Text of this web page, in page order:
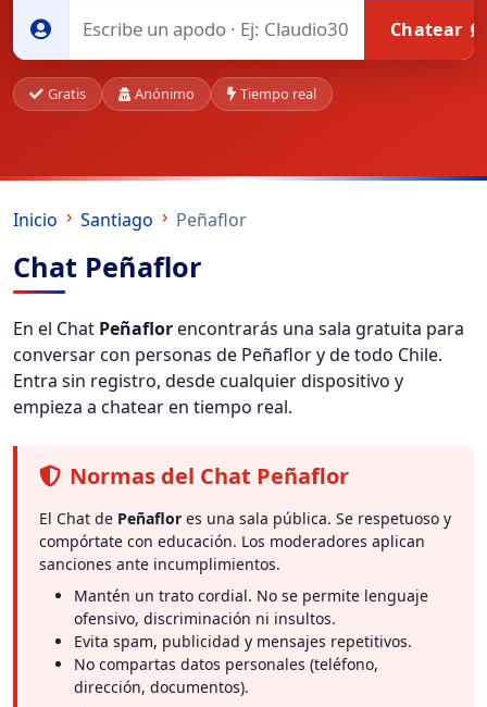
Chatear
Gratis Anónimo Tiempo real
Inicio Santiago Peñaflor
Chat Peñaflor
En el Chat Peñaflorencontrarás una sala gratuita para
conversar con personas de Peñaflor y de todo Chile.
Entra sin registro, desde cualquier dispositivo y
empieza a chatear en tiempo real.
Normas del Chat Peñaflor
El Chat de Peñaflor es una sala pública. Se respetuoso y
compórtate con educación. Los moderadores aplican
sanciones ante incumplimientos.
Mantén un trato cordial. No se permite lenguaje
ofensivo, discriminación ni insultos.
Evita spam, publicidad y mensajes repetitivos.
No compartas datos personales (teléfono,
dirección, documentos).